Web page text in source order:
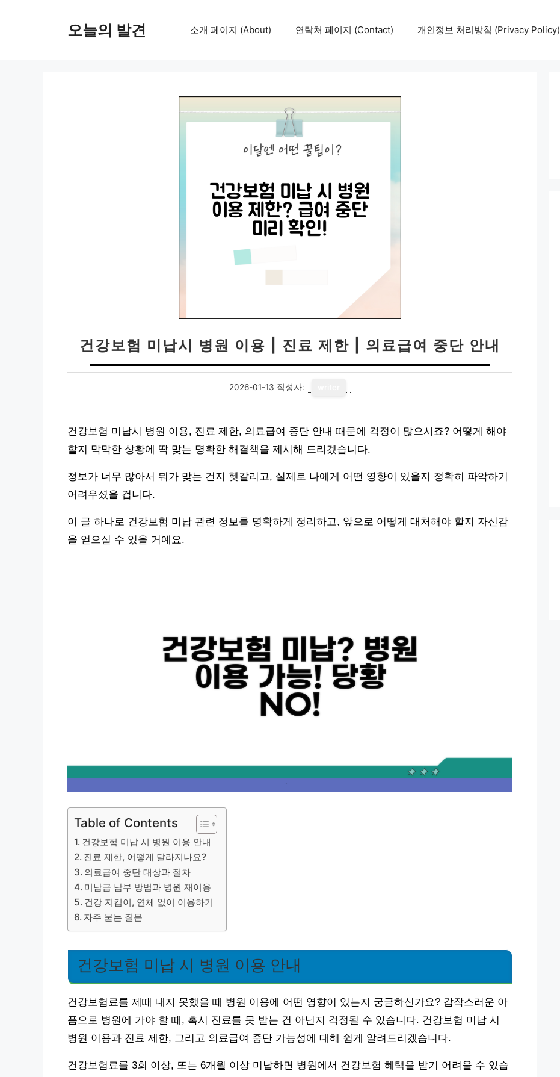
오늘의 발견 소개 페이지 (About) 연락처 페이지 (Contact) 개인정보 처리방침 (Privacy Policy)
건강보험 미납시 병원 이용 | 진료 제한 | 의료급여 중단 안내
2026-01-13 작성자:
건강보험 미납시 병원 이용, 진료 제한, 의료급여 중단 안내 때문에 걱정이 많으시죠? 어떻게 해야
할지 막막한 상황에 딱 맞는 명확한 해결책을 제시해 드리겠습니다.
정보가 너무 많아서 뭐가 맞는 건지 헷갈리고, 실제로 나에게 어떤 영향이 있을지 정확히 파악하기
어려우셨을 겁니다.
이 글 하나로 건강보험 미납 관련 정보를 명확하게 정리하고, 앞으로 어떻게 대처해야 할지 자신감
을 얻으실 수 있을 거예요.
Table of Contents
건강보험 미납 시 병원 이용 안내
진료 제한, 어떻게 달라지나요?
의료급여 중단 대상과 절차
미납금 납부 방법과 병원 재이용
건강 지킴이, 연체 없이 이용하기
자주 묻는 질문
건강보험 미납 시 병원 이용 안내
건강보험료를 제때 내지 못했을 때 병원 이용에 어떤 영향이 있는지 궁금하신가요? 갑작스러운 아
픔으로 병원에 가야 할 때, 혹시 진료를 못 받는 건 아닌지 걱정될 수 있습니다. 건강보험 미납 시
병원 이용과 진료 제한, 그리고 의료급여 중단 가능성에 대해 쉽게 알려드리겠습니다.
건강보험료를 3회 이상, 또는 6개월 이상 미납하면 병원에서 건강보험 혜택을 받기 어려울 수 있습